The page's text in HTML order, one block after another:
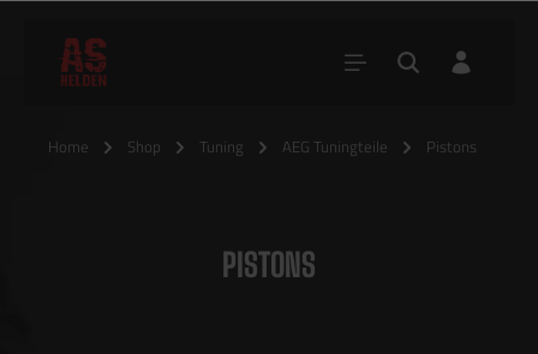
Home Shop Tuning AEG Tuningteile Pistons
PISTONS